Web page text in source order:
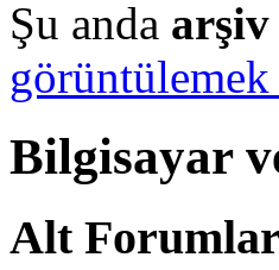
Şu anda arşiv
Bilgisayar
Alt